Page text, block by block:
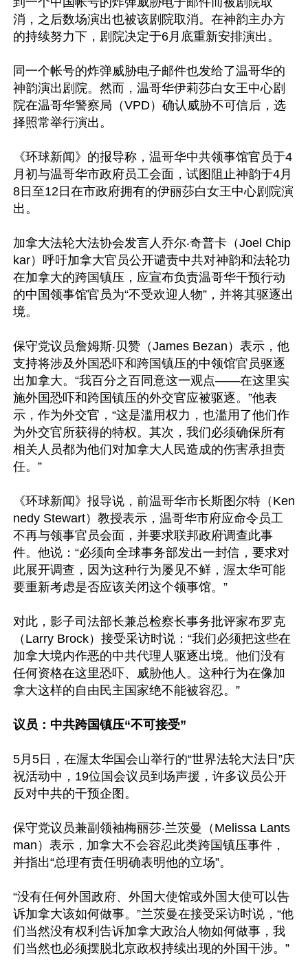
消，之后数场演出也被该剧院取消。在神韵主办方
的持续努力下，剧院决定于6月底重新安排演出。
同一个帐号的炸弹威胁电子邮件也发给了温哥华的
神韵演出剧院。然而，温哥华伊莉莎白女王中心剧
院在温哥华警察局（VPD）确认威胁不可信后，选
择照常举行演出。
《环球新闻》的报导称，温哥华中共领事馆官员于4
月初与温哥华市政府员工会面，试图阻止神韵于4月
8日至12日在市政府拥有的伊丽莎白女王中心剧院演
出。
加拿大法轮大法协会发言人乔尔‧奇普卡（Joel Chip
kar）呼吁加拿大官员公开谴责中共对神韵和法轮功
在加拿大的跨国镇压，应宣布负责温哥华干预行动
的中国领事馆官员为“不受欢迎人物”，并将其驱逐出
境。
保守党议员詹姆斯‧贝赞（James Bezan）表示，他
支持将涉及外国恐吓和跨国镇压的中领馆官员驱逐
出加拿大。“我百分之百同意这一观点——在这里实
施外国恐吓和跨国镇压的外交官应被驱逐。”他表
示，作为外交官，“这是滥用权力，也滥用了他们作
为外交官所获得的特权。其次，我们必须确保所有
相关人员都为他们对加拿大人民造成的伤害承担责
任。”
《环球新闻》报导说，前温哥华市长斯图尔特（Ken
nedy Stewart）教授表示，温哥华市府应命令员工
不再与领事官员会面，并要求联邦政府调查此事
件。他说：“必须向全球事务部发出一封信，要求对
此展开调查，因为这种行为屡见不鲜，渥太华可能
要重新考虑是否应该关闭这个领事馆。”
对此，影子司法部长兼总检察长事务批评家布罗克
（Larry Brock）接受采访时说：“我们必须把这些在
加拿大境内作恶的中共代理人驱逐出境。他们没有
任何资格在这里恐吓、威胁他人。这种行为在像加
拿大这样的自由民主国家绝不能被容忍。”
议员：中共跨国镇压“不可接受”
5月5日，在渥太华国会山举行的“世界法轮大法日”庆
祝活动中，19位国会议员到场声援，许多议员公开
反对中共的干预企图。
保守党议员兼副领袖梅丽莎‧兰茨曼（Melissa Lants
man）表示，加拿大不会容忍此类跨国镇压事件，
并指出“总理有责任明确表明他的立场”。
“没有任何外国政府、外国大使馆或外国大使可以告
诉加拿大该如何做事。”兰茨曼在接受采访时说，“他
们当然没有权利告诉加拿大政治人物如何做事，我
们当然也必须摆脱北京政权持续出现的外国干涉。”